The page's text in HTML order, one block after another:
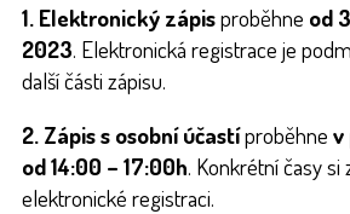
1. Elektronický zápisproběhne od
2023. Elektronická registrace je
další části zápisu.
2. Zápis s osobní účastíproběhne v
od 14:00 – 17:00h. Konkrétní časy
elektronické registraci.